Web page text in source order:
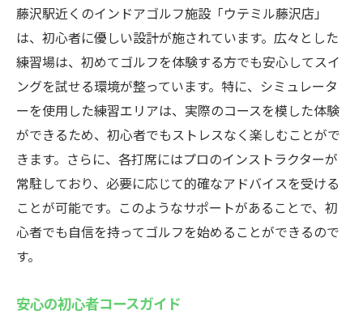
藤沢駅近くのインドアゴルフ施設「ウテミル藤沢店」
は、初心者に優しい設計が施されています。広々とした
練習場は、初めてゴルフを体験する方でも安心してスイ
ングを試せる環境が整っています。特に、シミュレータ
ーを使用した練習エリアは、実際のコースを模した体験
ができるため、初心者でもストレスなく楽しむことがで
きます。さらに、各打席にはプロのインストラクターが
常駐しており、必要に応じて的確なアドバイスを受ける
ことが可能です。このようなサポートがあることで、初
心者でも自信を持ってゴルフを始めることができるので
す。
安心の初心者コースガイド